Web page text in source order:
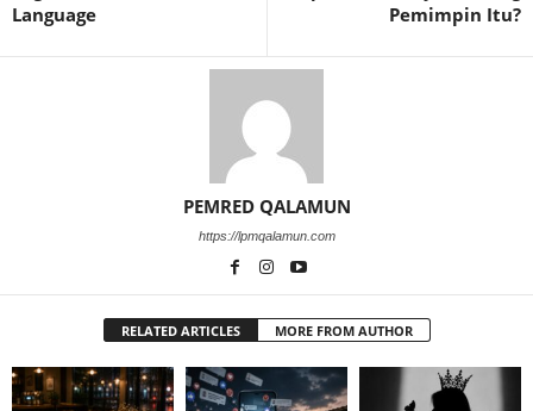
Language
Pemimpin Itu?
PEMRED QALAMUN
https://lpmqalamun.com
RELATED ARTICLES MORE FROM AUTHOR